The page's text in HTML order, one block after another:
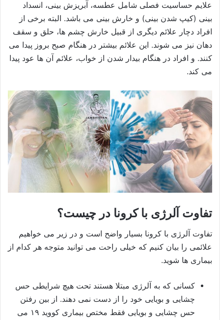
علایم حساسیت فصلی شامل عطسه، آبریزش بینی، انسداد
بینی (کیپ شدن بینی) و خارش بینی می باشد. البته برخی از
افراد دچار علائم دیگری از قبیل خارش چشم ها، حلق و سقف
دهان نیز می شوند. این علائم بیشتر در هنگام صبح بروز پیدا می
کنند. و افراد در هنگام بیدار شدن از خواب، علائم آن ها عود پیدا
می کند.
تفاوت آلرژی با کرونا در چیست؟
تفاوت آلرژی با کرونا بسیار واضح است و در زیر می خواهیم
علائمی را بیان کنیم که خیلی راحت می توانید متوجه هر کدام از
بیماری ها شوید.
کسانی که به آلرژی مبتلا هستند تحت هیچ شرایطی حس
چشایی و بویایی خود را از دست نمی دهند. از بین رفتن
حس چشایی و بویایی فقط مختص بیماری کووید ۱۹ می